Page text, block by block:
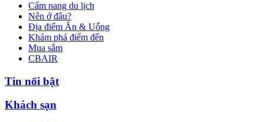
Cẩm nang du lịch
Nên ở đâu?
Địa điểm Ăn & Uống
Khám phá điểm đến
Mua sắm
CBAIR
Tin nổi bật
Khách sạn